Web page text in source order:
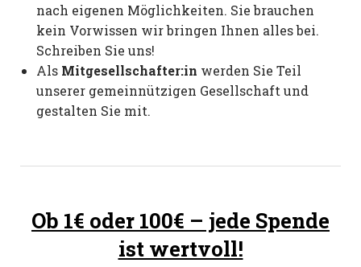
nach eigenen Möglichkeiten. Sie brauchen
kein Vorwissen wir bringen Ihnen alles bei.
Schreiben Sie uns!
Als Mitgesellschafter:in werden Sie Teil
unserer gemeinnützigen Gesellschaft und
gestalten Sie mit.
Ob 1€ oder 100€ – jede Spende
ist wertvoll!